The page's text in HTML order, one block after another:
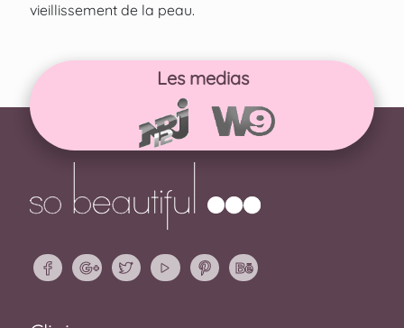
vieillissement de la peau.
Les medias